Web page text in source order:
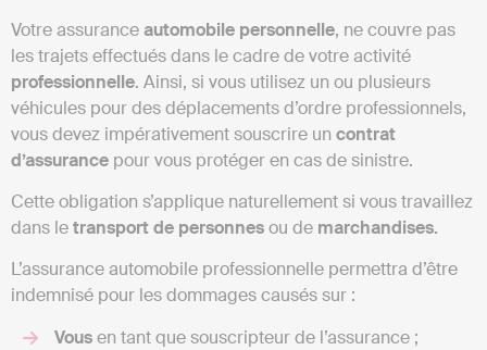
Votre assuranceautomobile personnelle, ne couvre pas
les trajets effectués dans le cadre de votre activité
professionnelle. Ainsi, si vous utilisez un ou plusieurs
véhicules pour des déplacements d’ordre professionnels,
vous devez impérativement souscrire un contrat
d’assurance pour vous protéger en cas de sinistre.
Cette obligation s’applique naturellement si vous travaillez
dans letransport de personnesou de marchandises.
L’assurance automobile professionnelle permettra d’être
indemnisé pour les dommages causés sur :
Vousen tant que souscripteur de l’assurance ;